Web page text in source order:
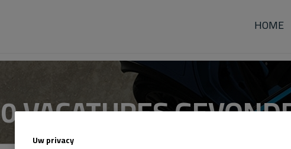
HOME
0VACATURES
Uw privacy